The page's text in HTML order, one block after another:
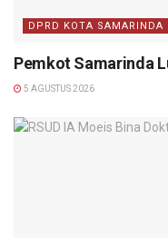
DPRD KOTA SAMARINDA
Pemkot Samarinda
5 AGUSTUS 2026